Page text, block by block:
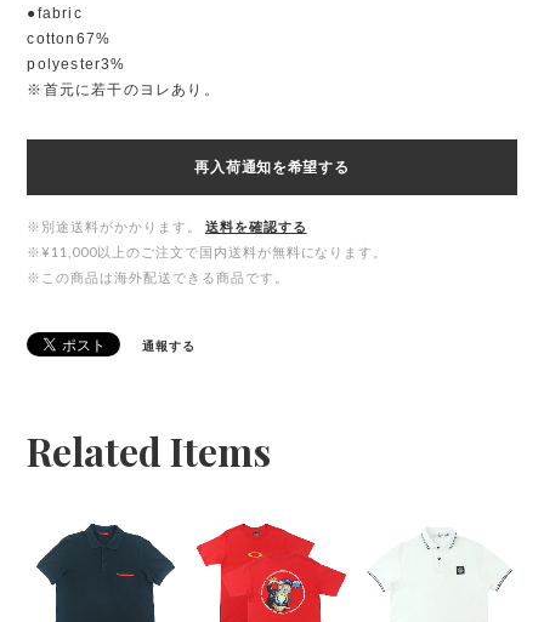
●fabric
cotton67%
polyester3%
※首元に若干のヨレあり。
再入荷通知を希望する
※別途送料がかかります。
送料を確認する
※¥11,000以上のご注文で国内送料が無料になります。
※この商品は海外配送できる商品です。
通報する
Related Items